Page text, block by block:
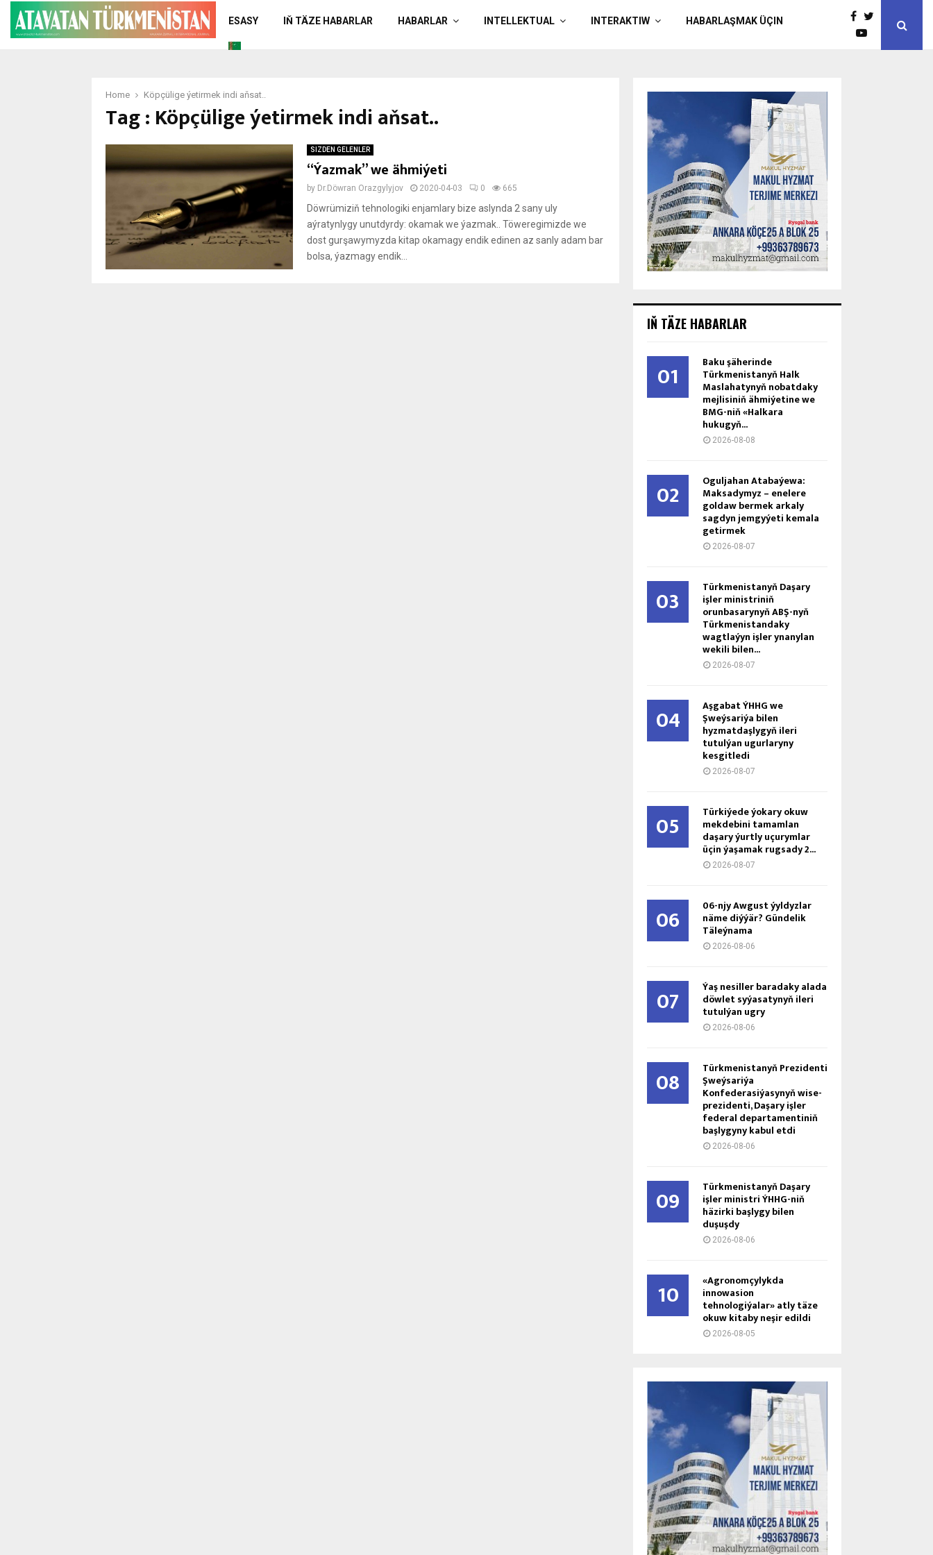
ESASY IŇ TÄZE HABARLAR HABARLAR INTELLEKTUAL INTERAKTIW HABARLAŞMAK ÜÇIN
Home Köpçülige ýetirmek indi aňsat..
Tag : Köpçülige ýetirmek indi aňsat..
SIZDEN GELENLER
“Ýazmak” we ähmiýeti
by Dr.Döwran Orazgylyjov 2020-04-03 0 665
Döwrümiziň tehnologiki enjamlary bize aslynda 2 sany uly
aýratynlygy unutdyrdy: okamak we ýazmak.. Töweregimizde we
dost gurşawymyzda kitap okamagy endik edinen az sanly adam bar
bolsa, ýazmagy endik...
IŇ TÄZE HABARLAR
01 Baku şäherinde
Türkmenistanyň Halk
Maslahatynyň nobatdaky
mejlisiniň ähmiýetine we
BMG-niň «Halkara
hukugyň...
2026-08-08
02 Oguljahan Atabaýewa:
Maksadymyz – enelere
goldaw bermek arkaly
sagdyn jemgyýeti kemala
getirmek
2026-08-07
03 Türkmenistanyň Daşary
işler ministriniň
orunbasarynyň ABŞ-nyň
Türkmenistandaky
wagtlaýyn işler ynanylan
wekili bilen...
2026-08-07
04 Aşgabat ÝHHG we
Şweýsariýa bilen
hyzmatdaşlygyň ileri
tutulýan ugurlaryny
kesgitledi
2026-08-07
05 Türkiýede ýokary okuw
mekdebini tamamlan
daşary ýurtly uçurymlar
üçin ýaşamak rugsady 2...
2026-08-07
06 06-njy Awgust ýyldyzlar
näme diýýär? Gündelik
Täleýnama
2026-08-06
07 Ýaş ne­sil­ler ba­ra­da­ky ala­da
döw­let sy­ýa­sa­ty­nyň ile­ri
tu­tul­ýan ug­ry
2026-08-06
08 Türkmenistanyň Prezidenti
Şweýsariýa
Konfederasiýasynyň wise-
prezidenti, Daşary işler
federal departamentiniň
başlygyny kabul etdi
2026-08-06
09 Türkmenistanyň Daşary
işler ministri ÝHHG-niň
häzirki başlygy bilen
duşuşdy
2026-08-06
10 «Agronomçylykda
innowasion
tehnologiýalar» atly täze
okuw kitaby neşir edildi
2026-08-05